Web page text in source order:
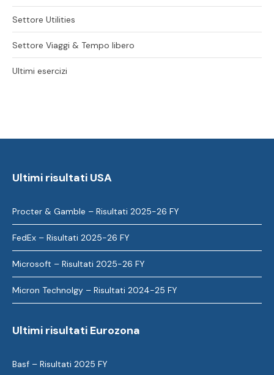
Settore Utilities
Settore Viaggi & Tempo libero
Ultimi esercizi
Ultimi risultati USA
Procter & Gamble – Risultati 2025-26 FY
FedEx – Risultati 2025-26 FY
Microsoft – Risultati 2025-26 FY
Micron Technolgy – Risultati 2024-25 FY
Ultimi risultati Eurozona
Basf – Risultati 2025 FY